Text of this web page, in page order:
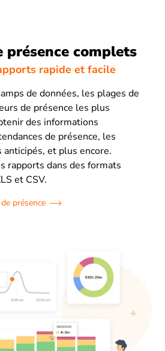
présence complets
rapide et facile
de données, les plages de
de présence les plus
des informations
de présence, les
et plus encore.
rapports dans des formats
et CSV.
présence